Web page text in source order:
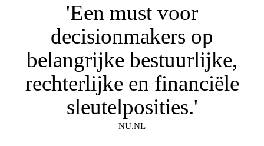
'Een must voor
decisionmakers op
belangrijke bestuurlijke,
rechterlijke en financiële
sleutelposities.'
NU.NL